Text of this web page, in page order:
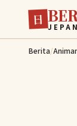
Lewati ke
日
Berita/